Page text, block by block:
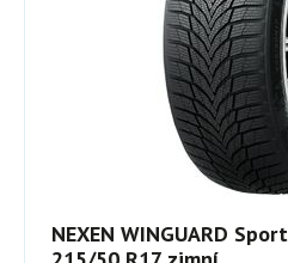
NEXEN WINGUARD